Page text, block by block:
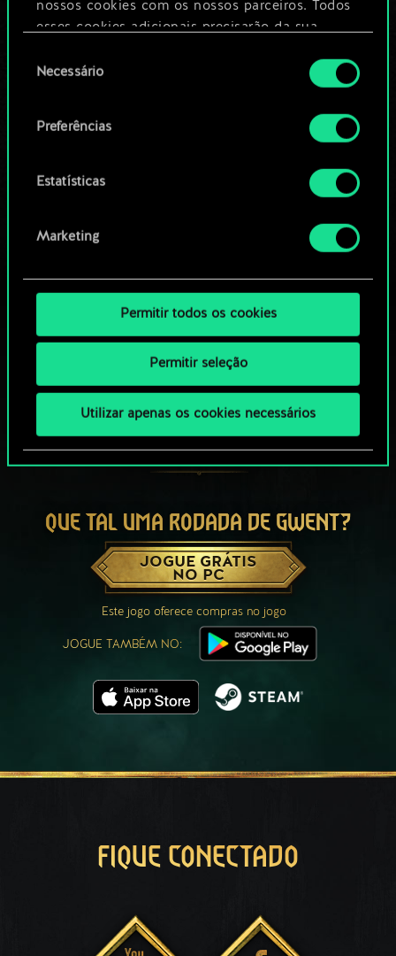
nossos cookies com os nossos parceiros. Todos
esses cookies adicionais precisarão da sua
Você encontrará todos os detalhes sobre o uso
de cookies e poderá ajustar as suas preferências
no menu "Configurações" abaixo.
deNecessário
Preferências
Estatísticas
Marketing
Permitir todos os cookies
Permitir seleção
Utilizar apenas os cookies necessários
comunidade
QUE TAL UMA RODADA DE GWENT?
JOGUE GRÁTIS
NO PC
Este jogo oferece compras no jogo
JOGUE TAMBÉM NO:
FIQUE CONECTADO